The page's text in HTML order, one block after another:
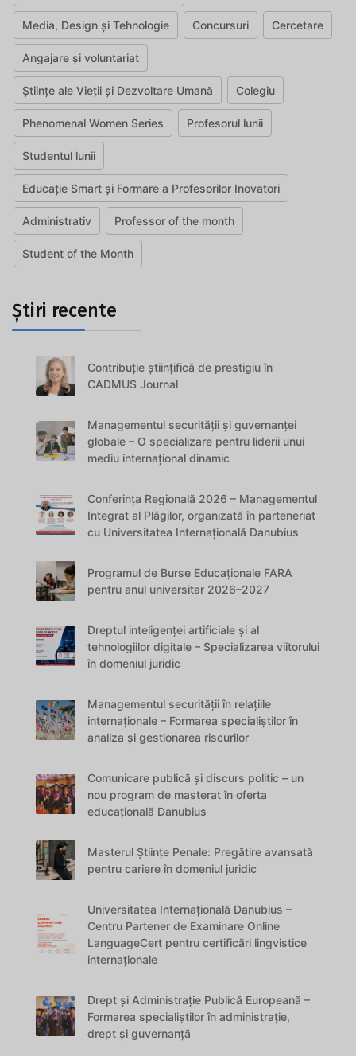
Media, Design și Tehnologie Concursuri Cercetare
Angajare și voluntariat
Științe ale Vieții și Dezvoltare Umană Colegiu
Phenomenal Women Series Profesorul lunii
Studentul lunii
Educație Smart și Formare a Profesorilor Inovatori
Administrativ Professor of the month
Student of the Month
Știri recente
Contribuție științifică de prestigiu în
CADMUS Journal
Managementul securității și guvernanței
globale – O specializare pentru liderii unui
mediu internațional dinamic
Conferința Regională 2026 – Managementul
Integrat al Plăgilor, organizată în parteneriat
cu Universitatea Internațională Danubius
Programul de Burse Educaționale FARA
pentru anul universitar 2026–2027
Dreptul inteligenței artificiale și al
tehnologiilor digitale – Specializarea viitorului
în domeniul juridic
Managementul securității în relațiile
internaționale – Formarea specialiștilor în
analiza și gestionarea riscurilor
Comunicare publică și discurs politic – un
nou program de masterat în oferta
educațională Danubius
Masterul Științe Penale: Pregătire avansată
pentru cariere în domeniul juridic
Universitatea Internațională Danubius –
Centru Partener de Examinare Online
LanguageCert pentru certificări lingvistice
internaționale
Drept și Administrație Publică Europeană –
Formarea specialiștilor în administrație,
drept și guvernanță